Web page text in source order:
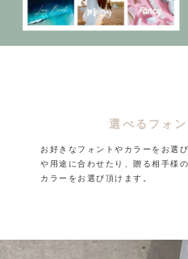
選べるフォ
お好きなフォントやカラーをお選
や用途に合わせたり、贈る相手様
カラーをお選び頂けます。